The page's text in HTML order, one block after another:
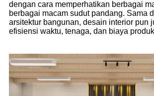
dengan cara memperhatikan berbagai
berbagai macam sudut pandang. Sama
arsitektur bangunan, desain interior pun
efisiensi waktu, tenaga, dan biaya